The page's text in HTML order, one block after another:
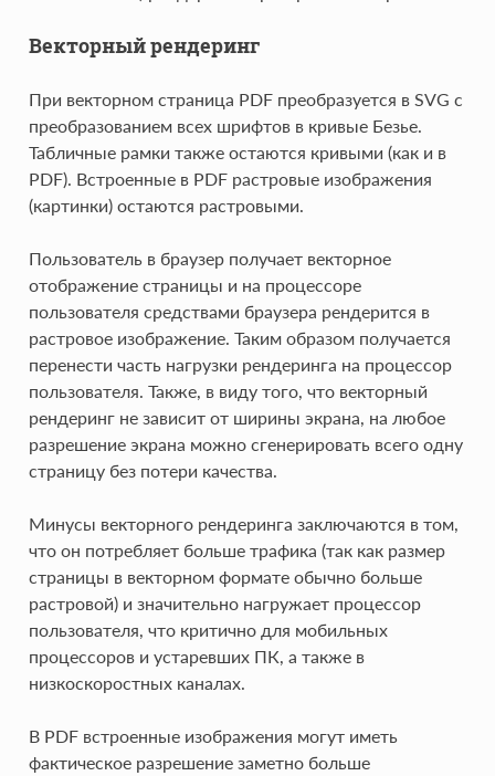
Векторный рендеринг
При векторном страница PDF преобразуется в SVG c
преобразованием всех шрифтов в кривые Безье.
Табличные рамки также остаются кривыми (как и в
PDF). Встроенные в PDF растровые изображения
(картинки) остаются растровыми.
Пользователь в браузер получает векторное
отображение страницы и на процессоре
пользователя средствами браузера рендерится в
растровое изображение. Таким образом получается
перенести часть нагрузки рендеринга на процессор
пользователя. Также, в виду того, что векторный
рендеринг не зависит от ширины экрана, на любое
разрешение экрана можно сгенерировать всего одну
страницу без потери качества.
Минусы векторного рендеринга заключаются в том,
что он потребляет больше трафика (так как размер
страницы в векторном формате обычно больше
растровой) и значительно нагружает процессор
пользователя, что критично для мобильных
процессоров и устаревших ПК, а также в
низкоскоростных каналах.
В PDF встроенные изображения могут иметь
фактическое разрешение заметно больше